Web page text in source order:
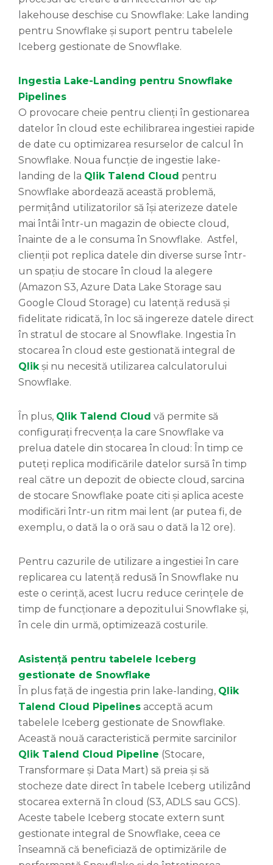
lakehouse deschise cu Snowflake: Lake landing
pentru Snowflake și suport pentru tabelele
Iceberg gestionate de Snowflake.
Ingestia Lake-Landing pentru Snowflake
Pipelines
O provocare cheie pentru clienți în gestionarea
datelor în cloud este echilibrarea ingestiei rapide
de date cu optimizarea resurselor de calcul în
Snowflake. Noua funcție de ingestie lake-
landing de la Qlik Talend Cloud pentru
Snowflake abordează această problemă,
permițând utilizatorilor să își aterizeze datele
mai întâi într-un magazin de obiecte cloud,
înainte de a le consuma în Snowflake. Astfel,
clienții pot replica datele din diverse surse într-
un spațiu de stocare în cloud la alegere
(Amazon S3, Azure Data Lake Storage sau
Google Cloud Storage) cu latență redusă și
fidelitate ridicată, în loc să ingereze datele direct
în stratul de stocare al Snowflake. Ingestia în
stocarea în cloud este gestionată integral de
Qlik și nu necesită utilizarea calculatorului
Snowflake.
În plus, Qlik Talend Cloud vă permite să
configurați frecvența la care Snowflake va
prelua datele din stocarea în cloud: În timp ce
puteți replica modificările datelor sursă în timp
real către un depozit de obiecte cloud, sarcina
de stocare Snowflake poate citi și aplica aceste
modificări într-un ritm mai lent (ar putea fi, de
exemplu, o dată la o oră sau o dată la 12 ore).
Pentru cazurile de utilizare a ingestiei în care
replicarea cu latență redusă în Snowflake nu
este o cerință, acest lucru reduce cerințele de
timp de funcționare a depozitului Snowflake și,
în cele din urmă, optimizează costurile.
Asistență pentru tabelele Iceberg
gestionate de Snowflake
În plus față de ingestia prin lake-landing, Qlik
Talend Cloud Pipelines acceptă acum
tabelele Iceberg gestionate de Snowflake.
Această nouă caracteristică permite sarcinilor
Qlik Talend Cloud Pipeline (Stocare,
Transformare și Data Mart) să preia și să
stocheze date direct în tabele Iceberg utilizând
stocarea externă în cloud (S3, ADLS sau GCS).
Aceste tabele Iceberg stocate extern sunt
gestionate integral de Snowflake, ceea ce
înseamnă că beneficiază de optimizările de